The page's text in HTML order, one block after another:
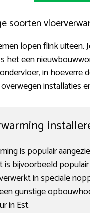
soorten
lopen flink
het een
in hoeverre
installaties
is populair
bijvoorbeeld
in speciale
gunstige
in Est.